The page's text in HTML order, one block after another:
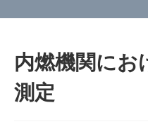
内燃機関にお
測定